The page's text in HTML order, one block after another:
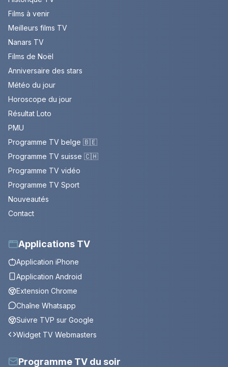
Films à venir
Meilleurs films TV
Nanars TV
Films de Noël
Anniversaire des stars
Météo du jour
Horoscope du jour
Résultat Loto
PMU
Programme TV belge 🇧🇪
Programme TV suisse 🇨🇭
Programme TV vidéo
Programme TV Sport
Nouveautés
Contact
Applications TV
Application iPhone
Application Android
Extension Chrome
Chaîne Whatsapp
Suivre TVP sur Google
Widget TV Webmasters
Programme TV du soir